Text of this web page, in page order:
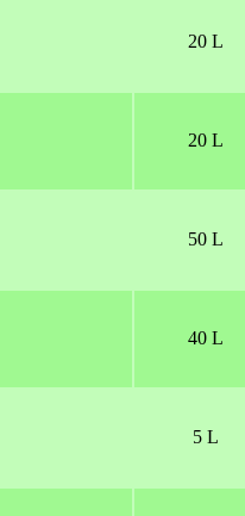
20 L
20 L
50 L
40 L
5 L